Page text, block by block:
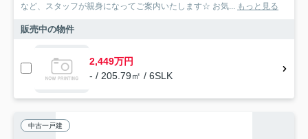
など、スタッフが親身になってご案内いたします☆ お気...
もっと見る
販売中の物件
2,449万円
- / 205.79㎡ / 6SLK
中古一戸建